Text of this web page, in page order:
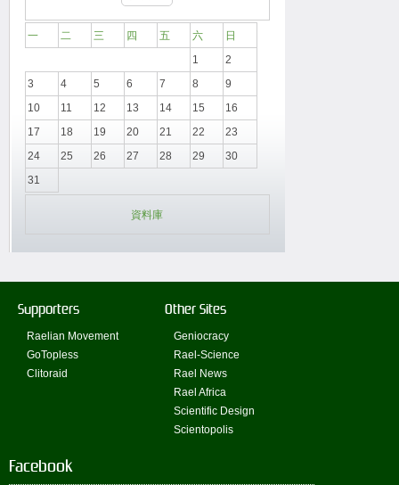
一 二 三 四 五 六
日
1
2
3
4 5 6 7 8
9
10
11 12 13 14 15
16
17
18 19 20 21 22
23
24
25 26 27 28 29
30
31
資料庫
Supporters
Raelian Movement
GoTopless
Clitoraid
Other Sites
Geniocracy
Rael-Science
Rael News
Rael Africa
Scientific Design
Scientopolis
Facebook